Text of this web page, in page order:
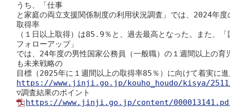
うち、「仕事
と家庭の両立支援関係制度の利用状況調査」では、2024年
取得率
（１日以上取得）は85.9％と、過去最高となった。また、
フォローアップ」
では、24年度の男性国家公務員（一般職）の１週間以上の
も未来戦略の
https://www.jinji.go.jp/kouho_houdo/kisya/2511/
https://www.jinji.go.jp/content/